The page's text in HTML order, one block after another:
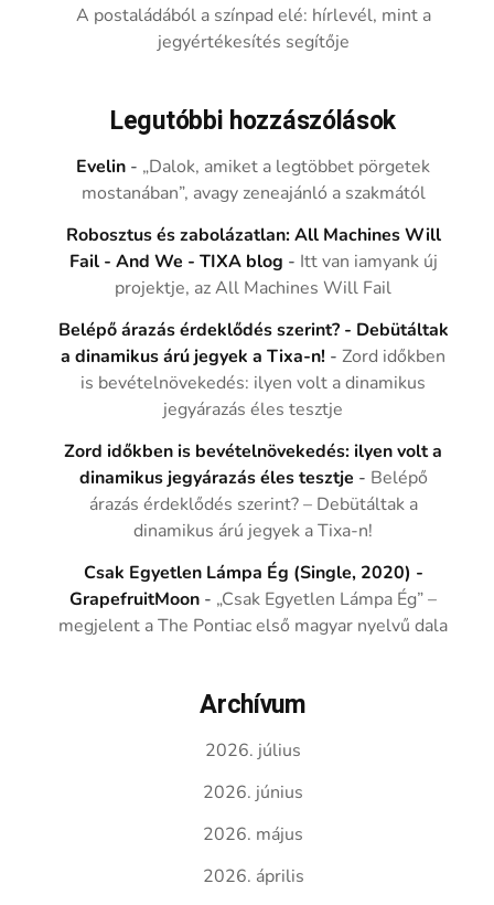
A postaládából a színpad elé: hírlevél, mint a
jegyértékesítés segítője
Legutóbbi hozzászólások
Evelin - „Dalok, amiket a legtöbbet pörgetek
mostanában”, avagy zeneajánló a szakmától
Robosztus és zabolázatlan: All Machines Will
Fail - And We - TIXA blog - Itt van iamyank új
projektje, az All Machines Will Fail
Belépő árazás érdeklődés szerint? - Debütáltak
a dinamikus árú jegyek a Tixa-n! -Zord időkben
is bevételnövekedés: ilyen volt a dinamikus
jegyárazás éles tesztje
Zord időkben is bevételnövekedés: ilyen volt a
dinamikus jegyárazás éles tesztje - Belépő
árazás érdeklődés szerint? – Debütáltak a
dinamikus árú jegyek a Tixa-n!
Csak Egyetlen Lámpa Ég (Single, 2020) -
GrapefruitMoon - „Csak Egyetlen Lámpa Ég” –
megjelent a The Pontiac első magyar nyelvű dala
Archívum
2026. július
2026. június
2026. május
2026. április